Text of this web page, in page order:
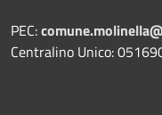
PEC:
Centralino Unico: